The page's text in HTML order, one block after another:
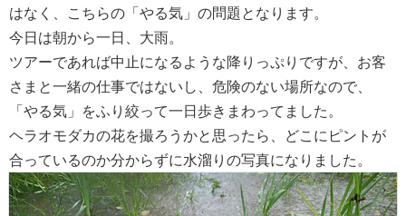
はなく、こちらの「やる気」の問題となります。
今日は朝から一日、大雨。
ツアーであれば中止になるような降りっぷりですが、お客
さまと一緒の仕事ではないし、危険のない場所なので、
「やる気」をふり絞って一日歩きまわってました。
ヘラオモダカの花を撮ろうかと思ったら、どこにピントが
合っているのか分からずに水溜りの写真になりました。